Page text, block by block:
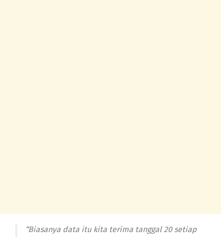
“Biasanya data itu kita terima tanggal 20 setiap